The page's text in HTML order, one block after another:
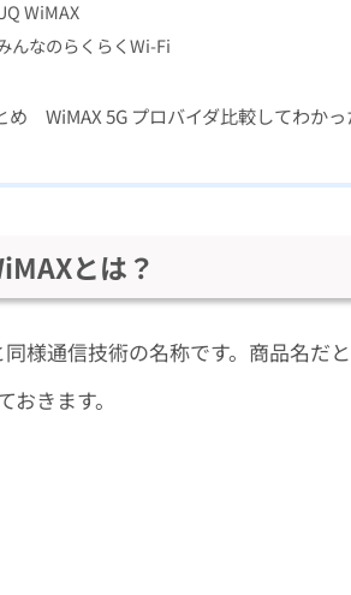
WiMAX
んなのらくらくWi-Fi
め WiMAX 5G プロバイダ比較してわかっ
とは？
様通信技術の名称です。商品名だ
きます。